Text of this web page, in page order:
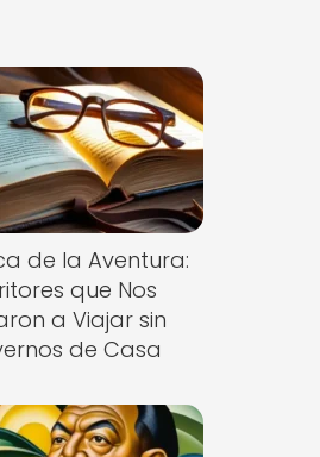
de la Aventura:
que Nos
a Viajar sin
de Casa